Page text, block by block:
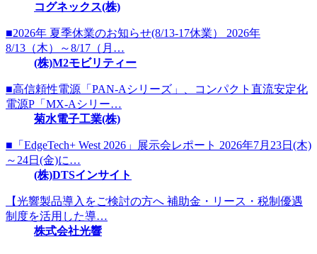
コグネックス(株)
■2026年 夏季休業のお知らせ(8/13-17休業） 2026年
8/13（木）～8/17（月…
(株)M2モビリティー
■高信頼性電源「PAN-Aシリーズ」、コンパクト直流安定化
電源P「MX-Aシリー…
菊水電子工業(株)
■「EdgeTech+ West 2026」展示会レポート 2026年7月23日(木)
～24日(金)に…
(株)DTSインサイト
【光響製品導入をご検討の方へ 補助金・リース・税制優遇
制度を活用した導…
株式会社光響